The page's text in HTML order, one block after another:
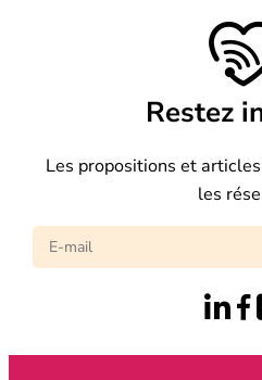
Restez
Les propositions et
les